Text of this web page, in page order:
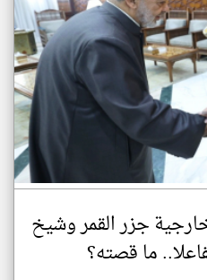
جزر القمر وشيخ
ما قصته؟